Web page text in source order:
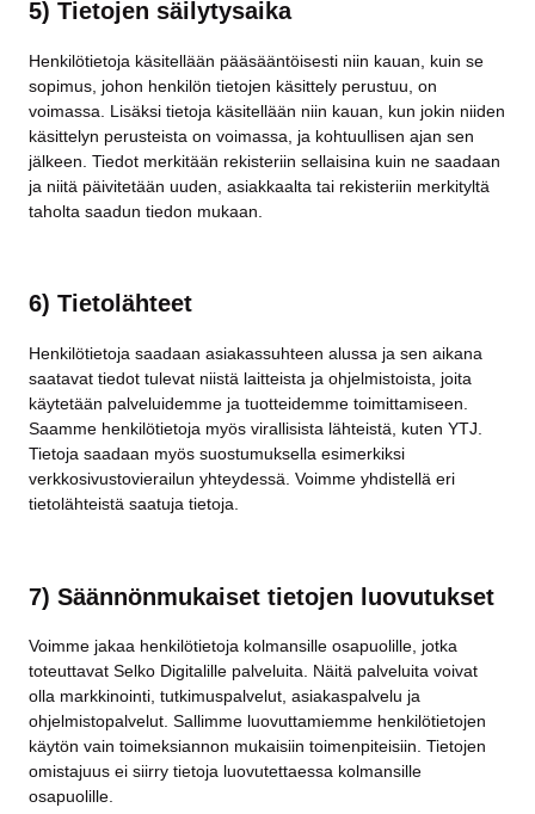
5) Tietojen säilytysaika
Henkilötietoja käsitellään pääsääntöisesti niin kauan, kuin se
sopimus, johon henkilön tietojen käsittely perustuu, on
voimassa. Lisäksi tietoja käsitellään niin kauan, kun jokin niiden
käsittelyn perusteista on voimassa, ja kohtuullisen ajan sen
jälkeen. Tiedot merkitään rekisteriin sellaisina kuin ne saadaan
ja niitä päivitetään uuden, asiakkaalta tai rekisteriin merkityltä
taholta saadun tiedon mukaan.
6) Tietolähteet
Henkilötietoja saadaan asiakassuhteen alussa ja sen aikana
saatavat tiedot tulevat niistä laitteista ja ohjelmistoista, joita
käytetään palveluidemme ja tuotteidemme toimittamiseen.
Saamme henkilötietoja myös virallisista lähteistä, kuten YTJ.
Tietoja saadaan myös suostumuksella esimerkiksi
verkkosivustovierailun yhteydessä. Voimme yhdistellä eri
tietolähteistä saatuja tietoja.
7) Säännönmukaiset tietojen luovutukset
Voimme jakaa henkilötietoja kolmansille osapuolille, jotka
toteuttavat Selko Digitalille palveluita. Näitä palveluita voivat
olla markkinointi, tutkimuspalvelut, asiakaspalvelu ja
ohjelmistopalvelut. Sallimme luovuttamiemme henkilötietojen
käytön vain toimeksiannon mukaisiin toimenpiteisiin. Tietojen
omistajuus ei siirry tietoja luovutettaessa kolmansille
osapuolille.